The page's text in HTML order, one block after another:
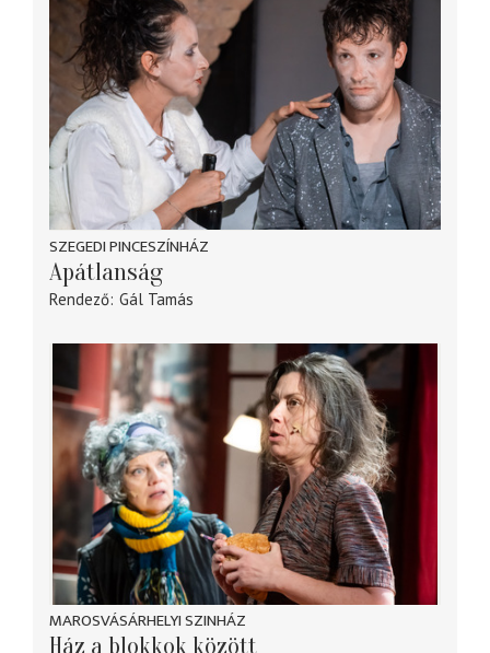
SZEGEDI PINCESZÍNHÁZ
Apátlanság
Rendező Gál Tamás
MAROSVÁSÁRHELYI SZINHÁZ
Ház a blokkok között